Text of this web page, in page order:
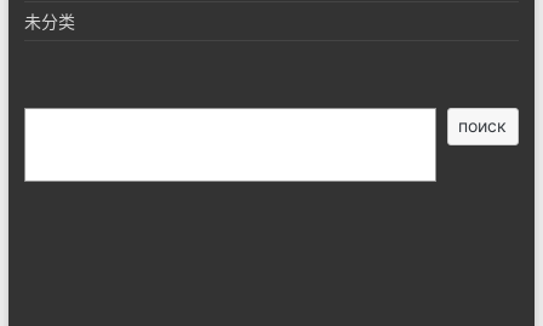
未分类
поиск